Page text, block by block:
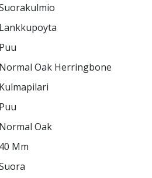
Lankkupoyta
Puu
Normal Oak Herringbone
Kulmapilari
Puu
Normal Oak
40 Mm